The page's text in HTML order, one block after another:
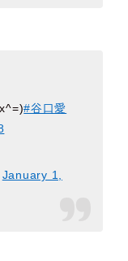
#谷口愛
January 1,